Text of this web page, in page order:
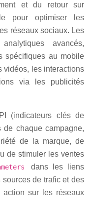
et du retour sur
pour optimiser les
réseaux sociaux. Les
avancés,
spécifiques au mobile
vidéos, les interactions
via les publicités
(indicateurs clés de
de chaque campagne,
de la marque, de
de stimuler les ventes
dans les liens
de trafic et des
action sur les réseaux